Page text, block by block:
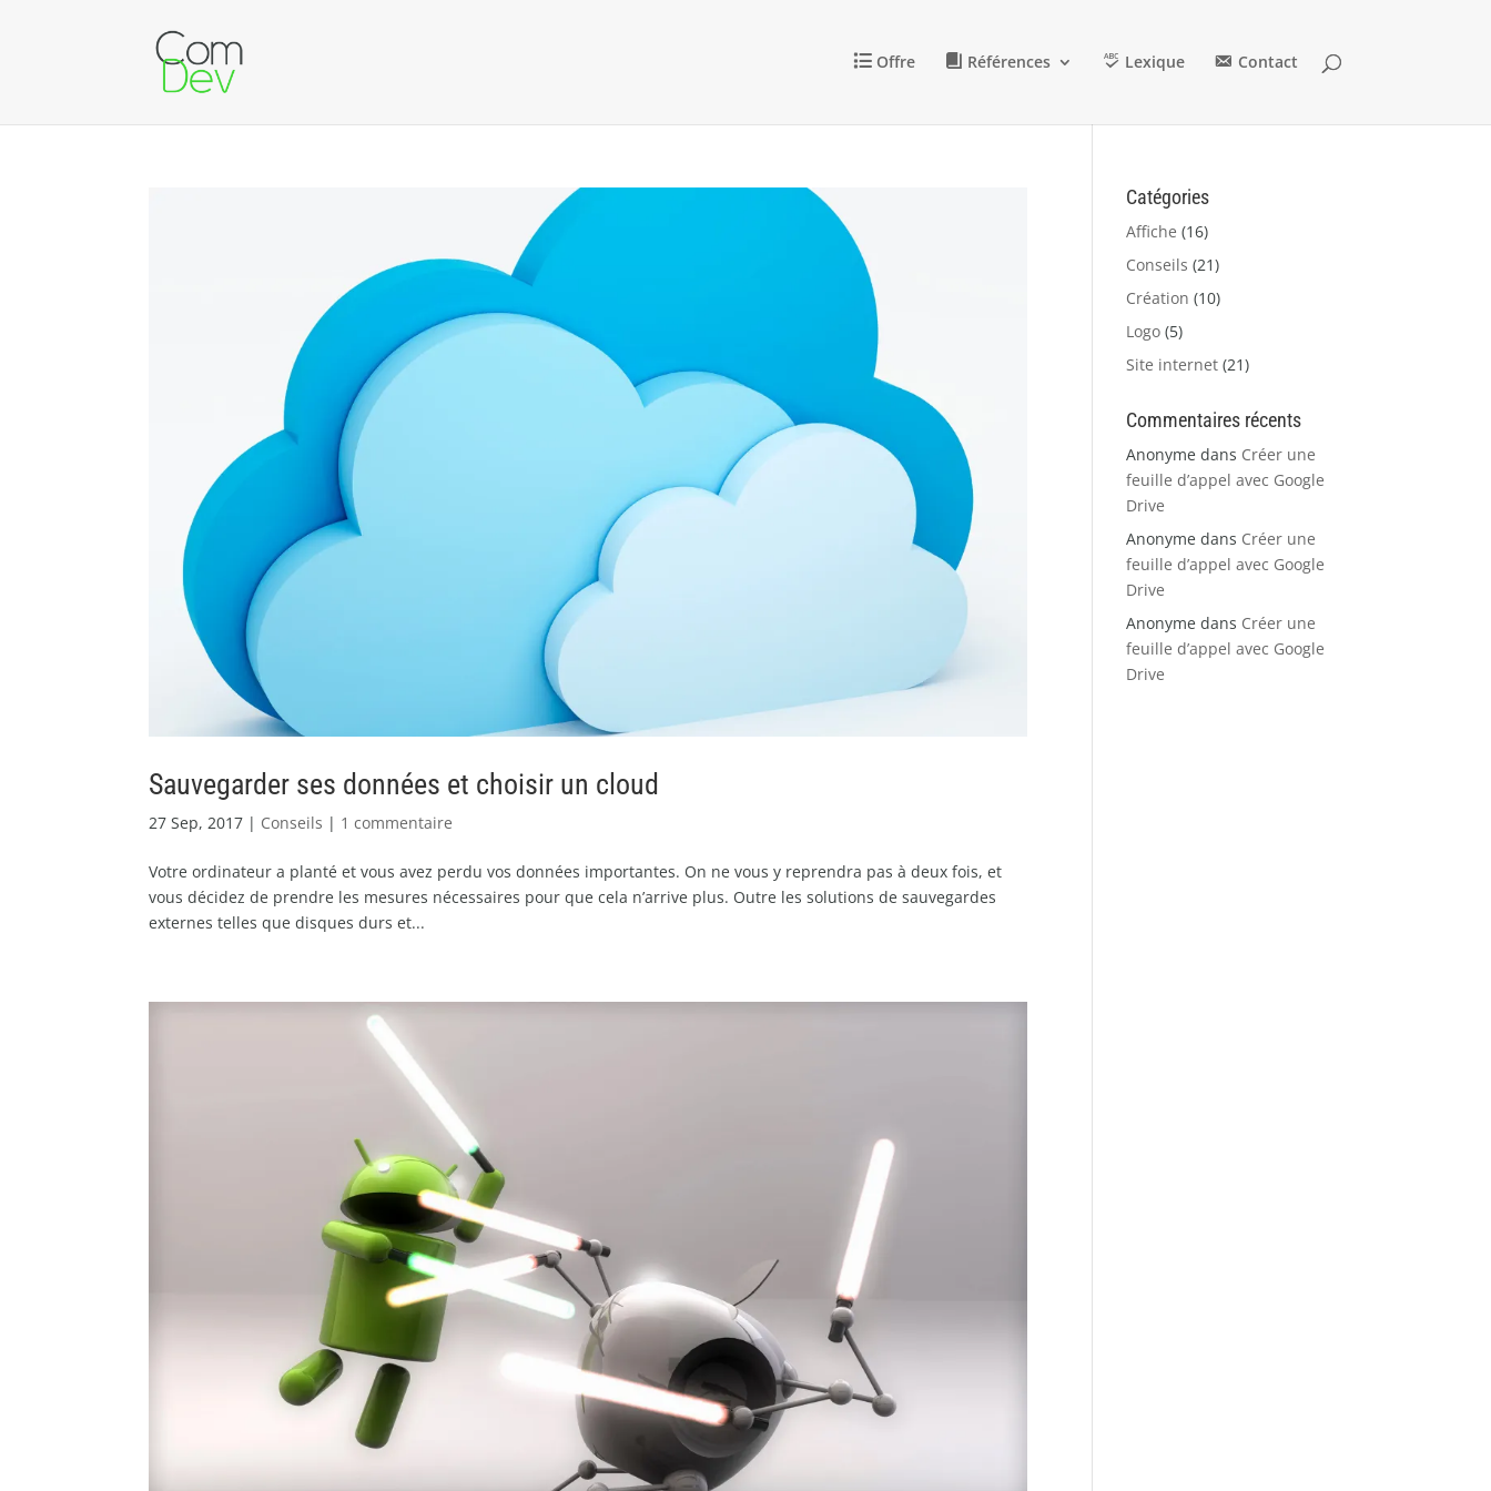
Offre Références Lexique Contact
Sauvegarder ses données et choisir un cloud
27 Sep, 2017 | Conseils | 1 commentaire
Votre ordinateur a planté et vous avez perdu vos données importantes. On ne vous y reprendra pas à deux fois, et
vous décidez de prendre les mesures nécessaires pour que cela n’arrive plus. Outre les solutions de sauvegardes
externes telles que disques durs et...
Catégories
Affiche (16)
Conseils (21)
Création (10)
Logo (5)
Site internet (21)
Commentaires récents
Anonyme dans Créer une
feuille d’appel avec Google
Drive
Anonyme dans Créer une
feuille d’appel avec Google
Drive
Anonyme dans Créer une
feuille d’appel avec Google
Drive